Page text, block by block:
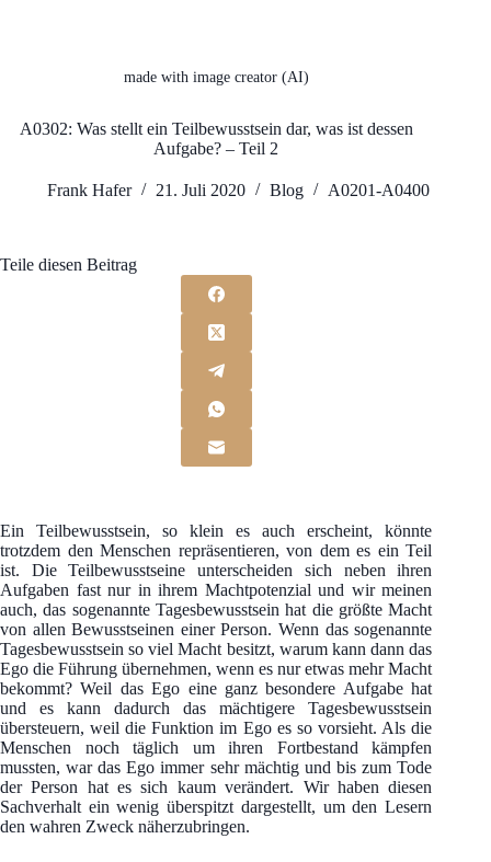
made with image creator (AI)
A0302: Was stellt ein Teilbewusstsein dar, was ist dessen
Aufgabe? – Teil 2
Frank Hafer 21. Juli 2020 Blog A0201-A0400
Teile diesen Beitrag
Ein Teilbewusstsein, so klein es auch erscheint, könnte
trotzdem den Menschen repräsentieren, von dem es ein Teil
ist. Die Teilbewusstseine unterscheiden sich neben ihren
Aufgaben fast nur in ihrem Machtpotenzial und wir meinen
auch, das sogenannte Tagesbewusstsein hat die größte Macht
von allen Bewusstseinen einer Person. Wenn das sogenannte
Tagesbewusstsein so viel Macht besitzt, warum kann dann das
Ego die Führung übernehmen, wenn es nur etwas mehr Macht
bekommt? Weil das Ego eine ganz besondere Aufgabe hat
und es kann dadurch das mächtigere Tagesbewusstsein
übersteuern, weil die Funktion im Ego es so vorsieht. Als die
Menschen noch täglich um ihren Fortbestand kämpfen
mussten, war das Ego immer sehr mächtig und bis zum Tode
der Person hat es sich kaum verändert. Wir haben diesen
Sachverhalt ein wenig überspitzt dargestellt, um den Lesern
den wahren Zweck näherzubringen.